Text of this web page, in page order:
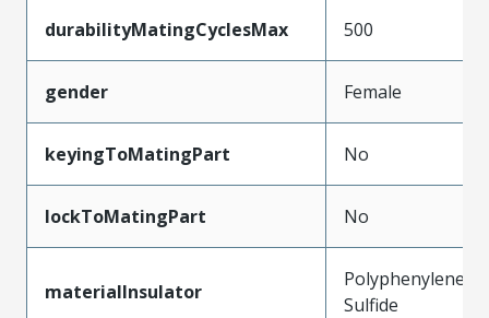
durabilityMatingCyclesMax 500
gender Female
keyingToMatingPart No
lockToMatingPart No
materialInsulator
Polyphenylene
Sulfide